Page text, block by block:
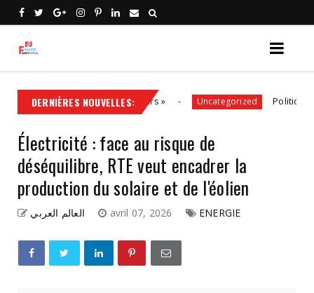
DERNIÈRES NOUVELLES:
côtés des entrepreneurs » Uncategorized Politiques
Électricité : face au risque de
déséquilibre, RTE veut encadrer la
production du solaire et de l'éolien
العالم العربي avril 07, 2026 ENERGIE